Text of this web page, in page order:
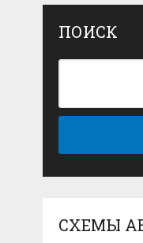
ПОИСК
СХЕМЫ